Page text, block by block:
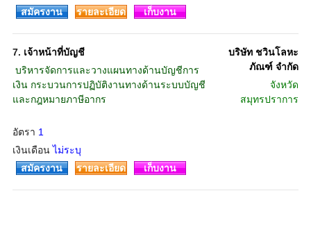
สมัครงาน รายละเอียด เก็บงาน
7. เจ้าหน้าที่บัญชี
 บริหารจัดการและวางแผนทางด้านบัญชีการ
เงิน กระบวนการปฏิบัติงานทางด้านระบบบัญชี
และกฎหมายภาษีอากร
อัตรา 1
เงินเดือนไม่ระบุ
บริษัท ชวินโลหะ
ภัณฑ์ จำกัด
จังหวัด
สมุทรปราการ
สมัครงาน รายละเอียด เก็บงาน